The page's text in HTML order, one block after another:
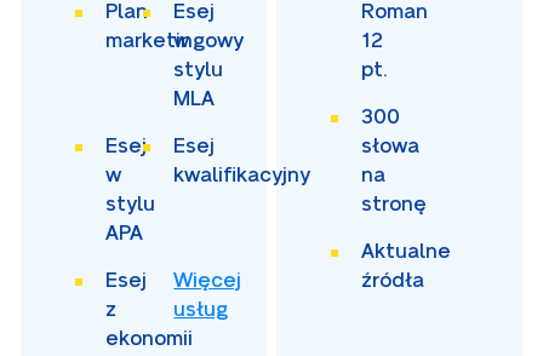
Plan
marketingowy
Esej
w
stylu
MLA
Esej
w
stylu
APA
Esej
kwalifikacyjny
Esej
z
ekonomii
Więcej
usług
Roman
12
pt.
300
słowa
na
stronę
Aktualne
źródła